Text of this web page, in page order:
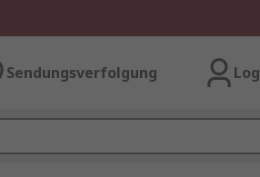
Sendungsverfolgung